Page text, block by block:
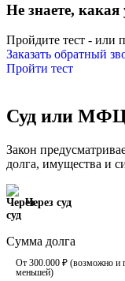
Не знаете, какая
Пройдите тест - или
Заказать обратный
Пройти тест
Суд или МФЦ
Закон
долга, имущества и
Через суд
Сумма долга
От 300.000 ₽ (возможно и
меньшей)